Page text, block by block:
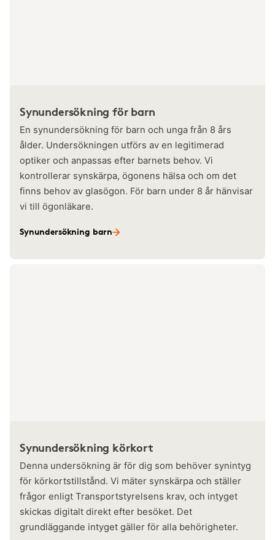
Synundersökning för barn
En synundersökning för barn och unga från 8 års
ålder. Undersökningen utförs av en legitimerad
optiker och anpassas efter barnets behov. Vi
kontrollerar synskärpa, ögonens hälsa och om det
finns behov av glasögon. För barn under 8 år hänvisar
vi till ögonläkare.
Synundersökning barn
Synundersökning körkort
Denna undersökning är för dig som behöver synintyg
för körkortstillstånd. Vi mäter synskärpa och ställer
frågor enligt Transportstyrelsens krav, och intyget
skickas digitalt direkt efter besöket. Det
grundläggande intyget gäller för alla behörigheter.